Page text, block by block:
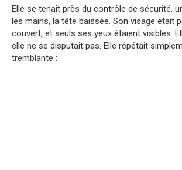
Elle se tenait près du contrôle de sécurité,
les mains, la tête baissée. Son visage était
couvert, et seuls ses yeux étaient visibles.
elle ne se disputait pas. Elle répétait
tremblante :